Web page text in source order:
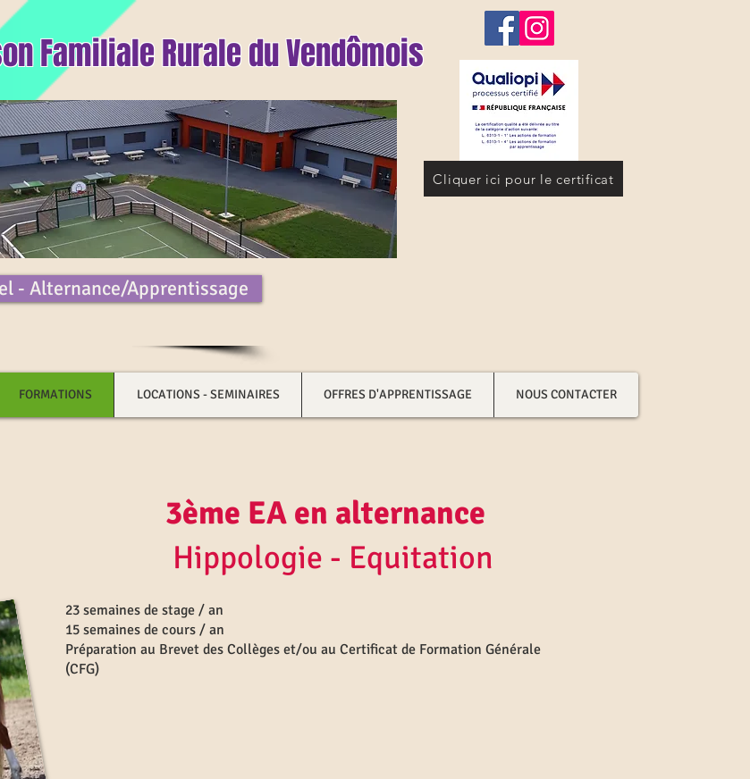
Familiale Rurale du Vendômois
Cliquer ici pour le certificat
- Alternance/Apprentissage
FORMATIONS LOCATIONS - SEMINAIRES OFFRES D'APPRENTISSAGE NOUS CONTACTER
3ème EA en alternance
Hippologie - Equitation
23 semaines de stage / an
15 semaines de cours / an
Préparation au Brevet des Collèges et/ou au Certificat de Formation Générale
(CFG)